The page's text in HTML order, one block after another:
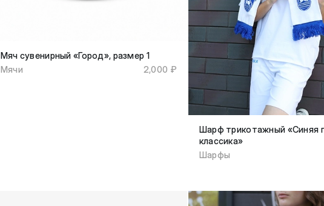
Мяч сувенирный «Город», размер 1
Мячи
2,000 ₽
Шарф трикотажный «Синяя
классика»
Шарфы